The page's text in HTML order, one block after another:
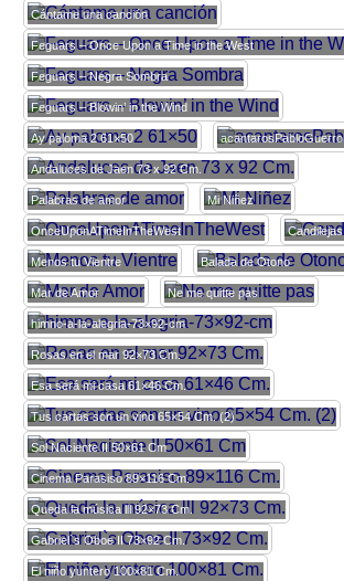
Cántame una canción
Feguars – Once Upon a Time in the West
Feguars – Negra Sombra
Feguars – Blowin’ in the Wind
Ay paloma 2 61×50 acantarosPabloGuerro
Andaluces de Jaen 73 x 92 Cm.
Palabras de amor Mi Niñez
OnceUponATimeInTheWest Candilejas
Menos tu Vientre Balada de Otono
Mar de Amor Ne me quitte pas
himno-a-la-alegria-73×92-cm
Rosas en el mar 92×73 Cm.
Esa será mi casa 61×46 Cm.
Tus cartas son un vino 65×54 Cm. (2)
Sol Naciente II 50×61 Cm
Cinema Parasiso 89×116 Cm.
Queda la música lll 92×73 Cm.
Gabriel`s Oboe II 73×92 Cm.
El niño yuntero 100×81 Cm.